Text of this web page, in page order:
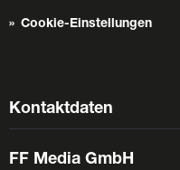
Cookie-Einstellungen
Kontaktdaten
FF Media GmbH